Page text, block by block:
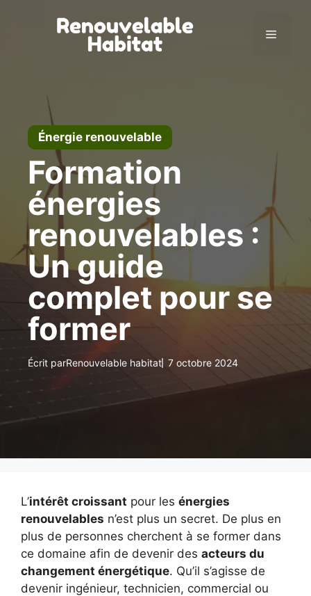
Menu
Énergie renouvelable
Formation
énergies
renouvelables :
Un guide
complet pour se
former
Écrit parRenouvelable habitat 7 octobre 2024
L’intérêt croissant pour les énergies
renouvelables n’est plus un secret. De plus en
plus de personnes cherchent à se former dans
ce domaine afin de devenir des acteurs du
changement énergétique. Qu’il s’agisse de
devenir ingénieur, technicien, commercial ou